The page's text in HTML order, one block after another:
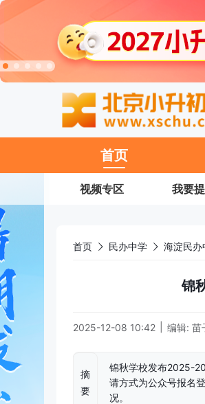
首页
视频专区 我要
首页 民办中学 海淀民办
锦
2025-12-08 10:42 编辑: 苗
摘
要
锦秋学校发布2025-
请方式为公众号报名
况。